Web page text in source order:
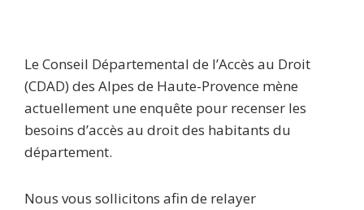
Le Conseil Départemental de l’Accès au Droit
(CDAD) des Alpes de Haute-Provence mène
actuellement une enquête pour recenser les
besoins d’accès au droit des habitants du
département.
Nous vous sollicitons afin de relayer